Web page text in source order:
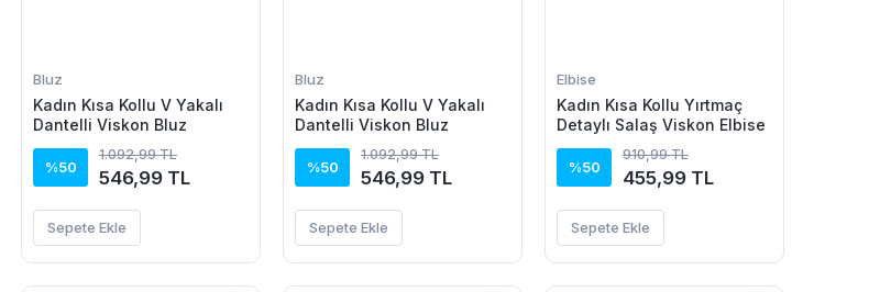
Bluz
Kadın Kısa Kollu V Yakalı
Dantelli Viskon Bluz
%50
1.092,99 TL
546,99 TL
Sepete Ekle
Bluz
Kadın Kısa Kollu V Yakalı
Dantelli Viskon Bluz
%50
1.092,99 TL
546,99 TL
Sepete Ekle
Elbise
Kadın Kısa Kollu Yırtmaç
Detaylı Salaş Viskon Elbise
%50
910,99 TL
455,99 TL
Sepete Ekle